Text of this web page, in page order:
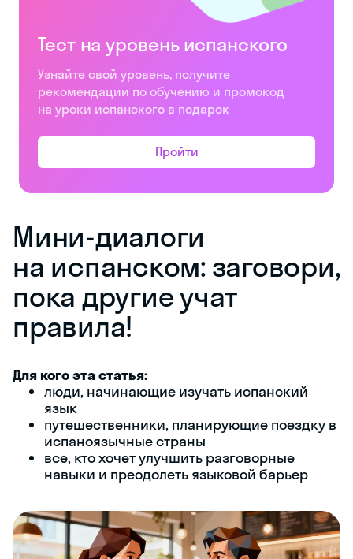
Тест на уровень испанского
Узнайте свой уровень, получите
рекомендации по обучению и промокод
на уроки испанского в подарок
Пройти
Мини-диалоги
на испанском: заговори,
пока другие учат
правила!
Для кого эта статья:
люди, начинающие изучать испанский
язык
путешественники, планирующие поездку в
испаноязычные страны
все, кто хочет улучшить разговорные
навыки и преодолеть языковой барьер